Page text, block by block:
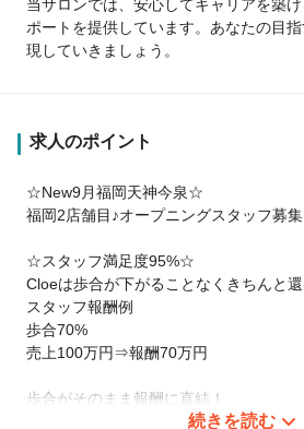
当サロンでは、安心してキャリアを築
ポートを提供しています。あなたの目
現していきましょう。
求人のポイント
☆New9月福岡天神今泉☆
福岡2店舗目♪オープニングスタッフ募集
☆スタッフ満足度95%☆
Cloeは歩合が下がることなくきちんと還
スタッフ報酬例
歩合70%
売上100万円⇒報酬70万円
歩合がそのまま報酬に直結！
※消費税分も全額お渡し！続きを読む